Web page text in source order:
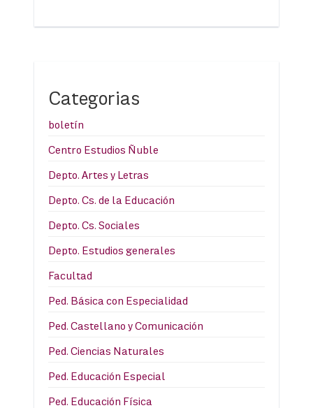
Categorias
boletín
Centro Estudios Ñuble
Depto. Artes y Letras
Depto. Cs. de la Educación
Depto. Cs. Sociales
Depto. Estudios generales
Facultad
Ped. Básica con Especialidad
Ped. Castellano y Comunicación
Ped. Ciencias Naturales
Ped. Educación Especial
Ped. Educación Física